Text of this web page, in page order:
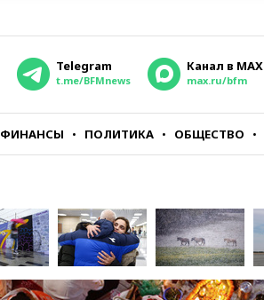
Telegram
t.me/BFMnews
Канал в MAX
max.ru/bfm
ФИНАНСЫ ПОЛИТИКА ОБЩЕСТВО